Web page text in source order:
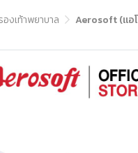
องเท้าพยาบาล Aerosoft (แอ